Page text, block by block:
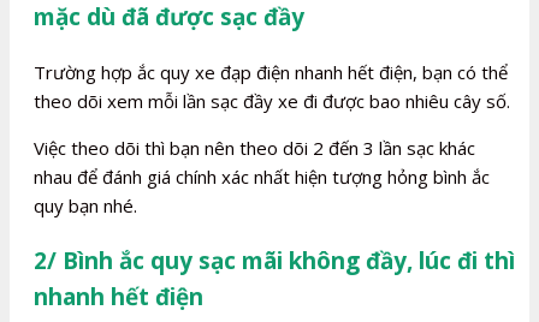
mặc dù đã được sạc đầy
Trường hợp ắc quy xe đạp điện nhanh hết điện, bạn có thể
theo dõi xem mỗi lần sạc đầy xe đi được bao nhiêu cây số.
Việc theo dõi thì bạn nên theo dõi 2 đến 3 lần sạc khác
nhau để đánh giá chính xác nhất hiện tượng hỏng bình ắc
quy bạn nhé.
2/ Bình ắc quy sạc mãi không đầy, lúc đi thì
nhanh hết điện